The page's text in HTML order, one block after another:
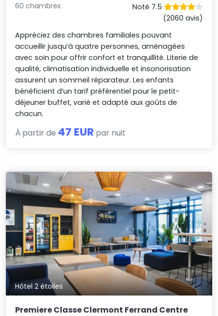
60 chambres
Noté 7.5
(2060 avis)
Appréciez des chambres familiales pouvant
accueillir jusqu’à quatre personnes, aménagées
avec soin pour offrir confort et tranquillité. Literie de
qualité, climatisation individuelle et insonorisation
assurent un sommeil réparateur. Les enfants
bénéficient d’un tarif préférentiel pour le petit-
déjeuner buffet, varié et adapté aux goûts de
chacun.
À partir de 47 EUR par nuit
Hôtel 2 étoiles
Premiere Classe Clermont Ferrand Centre